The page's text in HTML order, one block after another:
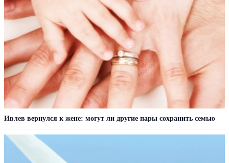
Ивлев вернулся к жене: могут ли другие пары сохранить семью